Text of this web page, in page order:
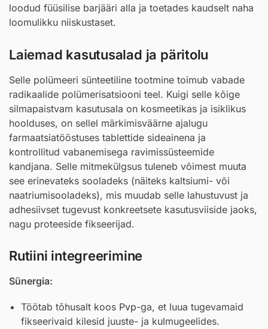
loodud füüsilise barjääri alla ja toetades kaudselt naha
loomulikku niiskustaset.
Laiemad kasutusalad ja päritolu
Selle polümeeri sünteetiline tootmine toimub vabade
radikaalide polümerisatsiooni teel. Kuigi selle kõige
silmapaistvam kasutusala on kosmeetikas ja isiklikus
hoolduses, on sellel märkimisväärne ajalugu
farmaatsiatööstuses tablettide sideainena ja
kontrollitud vabanemisega ravimissüsteemide
kandjana. Selle mitmekülgsus tuleneb võimest muuta
see erinevateks sooladeks (näiteks kaltsiumi- või
naatriumisooladeks), mis muudab selle lahustuvust ja
adhesiivset tugevust konkreetsete kasutusviiside jaoks,
nagu proteeside fikseerijad.
Rutiini integreerimine
Sünergia:
Töötab tõhusalt koos Pvp-ga, et luua tugevamaid
fikseerivaid kilesid juuste- ja kulmugeelides.